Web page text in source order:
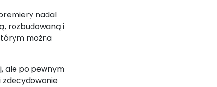
nadal
rozbudowaną i
można
ale po pewnym
zdecydowanie